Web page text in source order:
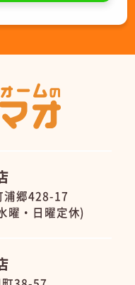
浦郷428-17
曜・日曜定休)